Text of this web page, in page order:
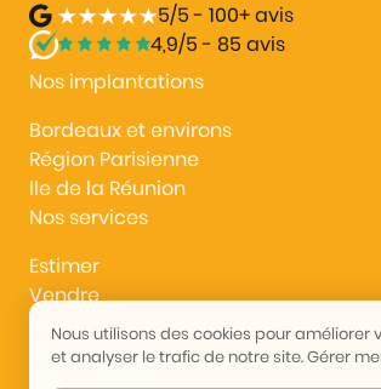
5/5 - 100+ avis
4,9/5 - 85 avis
Nos implantations
Bordeaux et environs
Région Parisienne
lle de la Réunion
Nos services
Estimer
Vendre
Acheter
Nous rejoindre
Nous contacter
Nous utilisons des cookies pour améliorer
et analyser le trafic de notre site.Gérer